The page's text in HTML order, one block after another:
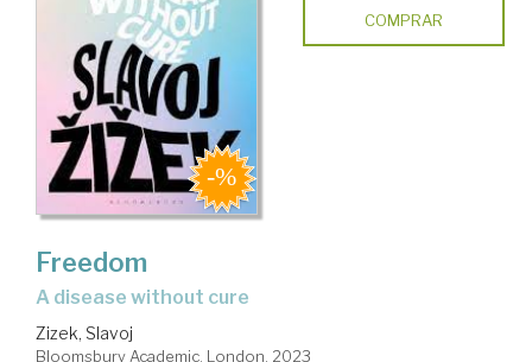
COMPRAR
Freedom
a disease without cure
Zizek, Slavoj
Bloomsbury Academic. London, 2023